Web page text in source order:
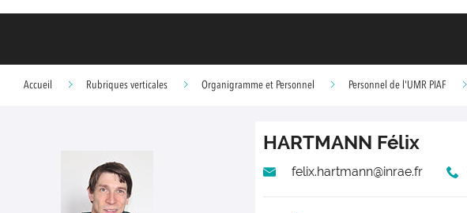
Accueil Rubriques verticales Organigramme et Personnel Personnel de l'UMR PIAF
HARTMANN Félix
felix.hartmann@inrae.fr